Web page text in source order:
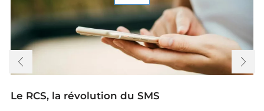
Occitanie
Le RCS, la révolution du SMS